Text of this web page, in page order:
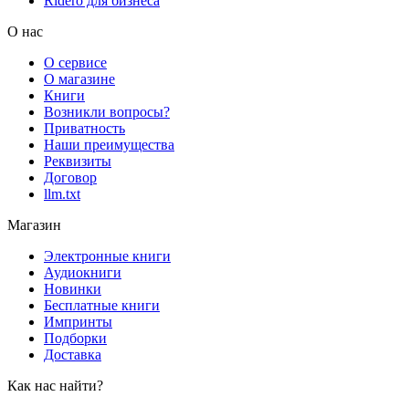
О нас
О сервисе
О магазине
Книги
Возникли вопросы?
Приватность
Наши преимущества
Реквизиты
Договор
llm.txt
Магазин
Электронные книги
Аудиокниги
Новинки
Бесплатные книги
Импринты
Подборки
Доставка
Как нас найти?